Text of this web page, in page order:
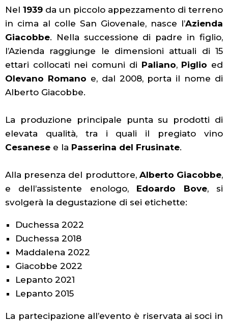
Nel 1939 da un piccolo appezzamento di terreno
in cima al colle San Giovenale, nasce l’Azienda
Giacobbe. Nella successione di padre in figlio,
l’Azienda raggiunge le dimensioni attuali di 15
ettari collocati nei comuni di Paliano, Piglio ed
Olevano Romano e, dal 2008, porta il nome di
Alberto Giacobbe.
La produzione principale punta su prodotti di
elevata qualità, tra i quali il pregiato vino
Cesanese e la Passerina del Frusinate.
Alla presenza del produttore, Alberto Giacobbe,
e dell’assistente enologo, Edoardo Bove, si
svolgerà la degustazione di sei etichette:
Duchessa 2022
Duchessa 2018
Maddalena 2022
Giacobbe 2022
Lepanto 2021
Lepanto 2015
La partecipazione all’evento è riservata ai soci in